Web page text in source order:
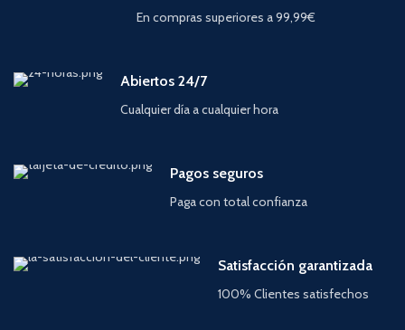
En compras superiores a 99,99€
Abiertos 24/7
Cualquier día a cualquier hora
Pagos seguros
Paga con total confianza
Satisfacción garantizada
100% Clientes satisfechos